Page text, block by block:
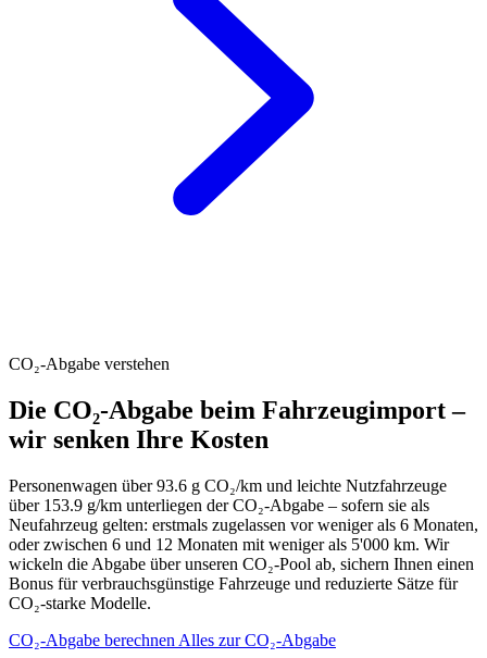
CO₂-Abgabe verstehen
Die CO₂-Abgabe beim Fahrzeugimport –
wir senken Ihre Kosten
Personenwagen über 93.6 g CO₂/km und leichte Nutzfahrzeuge
über 153.9 g/km unterliegen der CO₂-Abgabe – sofern sie als
Neufahrzeug gelten: erstmals zugelassen vor weniger als 6 Monaten,
oder zwischen 6 und 12 Monaten mit weniger als 5'000 km. Wir
wickeln die Abgabe über unseren CO₂-Pool ab, sichern Ihnen einen
Bonus für verbrauchsgünstige Fahrzeuge und reduzierte Sätze für
CO₂-starke Modelle.
CO₂-Abgabe berechnen Alles zur CO₂-Abgabe